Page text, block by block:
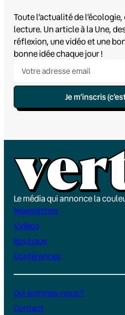
Toute l’actualité de
lecture. Un article à la Une,
réflexion, une vidéo et une
bonne idée chaque jour !
Je m’inscris
Le média qui annonce la
Newsletters
Vidéos
Boutique
Conférences
Qui sommes-nous ?
Contact